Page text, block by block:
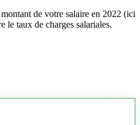
de votre salaire en 2022 (ici
le taux de charges salariales.